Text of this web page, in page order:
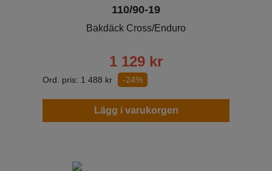
110/90-19
Bakdäck Cross/Enduro
1 129 kr
Ord. pris: 1 488 kr -24%
Lägg i varukorgen